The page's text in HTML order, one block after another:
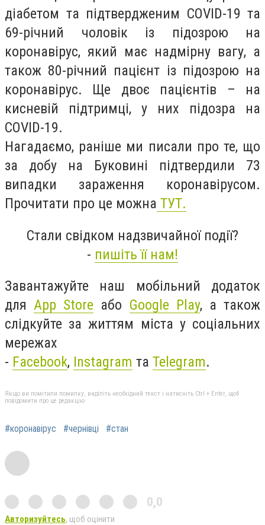
діабетом та підтвердженим COVID-19 та
69-річний чоловік із підозрою на
коронавірус, який має надмірну вагу, а
також 80-річний пацієнт із підозрою на
коронавірус. Ще двоє пацієнтів – на
кисневій підтримці, у них підозра на
COVID-19.
Нагадаємо, раніше ми писали про те, що
за добу на Буковині підтвердили 73
випадки зараження коронавірусом.
Прочитати про це можна ТУТ.
Стали свідком надзвичайної події?
- пишіть її нам!
Завантажуйте наш мобільний додаток
дляApp Store або Google Play, а також
слідкуйте за життям міста у соціальних
мережах
- Facebook, Instagram та Telegram.
Якщо ви помітили помилку, виділіть необхідний текст і натисніть Ctrl + Enter, щоб
повідомити про це редакцію
#коронавірус #чернівці #стан
0,0
Авторизуйтесь, щоб оцінити